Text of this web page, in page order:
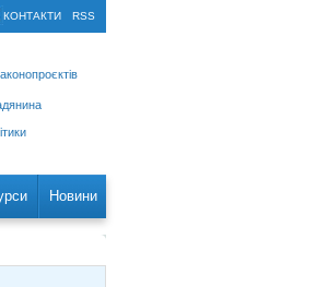
RSS
КОНТАКТИ
Новини